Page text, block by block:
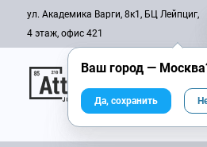
ул. Академика Варги, 8к1, БЦ Лейпциг,
4 этаж, офис 421
Онлайн-журнал
Ваш город — Москва
Да, сохранить